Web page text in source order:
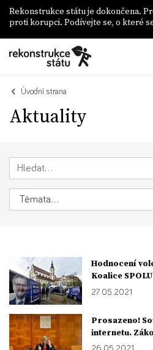
Rekonstrukce státu je dokončena.
proti korupci. Podívejte se, o které
Úvodní strana
Aktuality
Hodnocení
Koalice SPOLU
27. 05. 2021
Prosazeno!
internetu.